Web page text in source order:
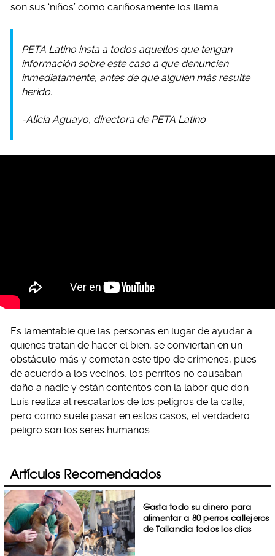
son sus ‘niños’ como cariñosamente los llama.
PETA Latino insta a todos aquellos que tengan
información sobre este caso a que denuncien
inmediatamente, antes de que alguien más resulte
herido.
-Alicia Aguayo, directora de PETA Latino
Es lamentable que las personas en lugar de ayudar a
quienes tratan de hacer el bien, se conviertan en un
obstáculo más y cometan este tipo de crímenes, pues
de acuerdo a los vecinos, los perritos no causaban
daño a nadie y están contentos con la labor que don
Luis realiza al rescatarlos de los peligros de la calle,
pero como suele pasar en estos casos, el verdadero
peligro son los seres humanos.
Artículos Recomendados
Gasta todo su dinero para
alimentar a 80 perros callejeros
de Tailandia todos los días